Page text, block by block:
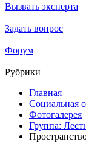
Вызвать эксперта
Задать вопрос
Форум
Рубрики
Главная
Социальная
Фотогалерея
Группа: